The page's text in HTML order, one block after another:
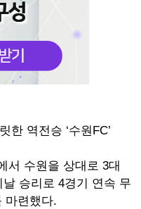
한 역전승 ‘수원FC’
서 수원을 상대로 3대
승리로 4경기 연속 무
마련했다.